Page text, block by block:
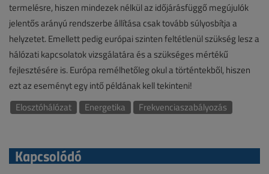
termelésre, hiszen mindezek nélkül az időjárásfüggő megújulók
jelentős arányú rendszerbe állítása csak tovább súlyosbítja a
helyzetet. Emellett pedig európai szinten feltétlenül szükség lesz a
hálózati kapcsolatok vizsgálatára és a szükséges mértékű
fejlesztésére is. Európa remélhetőleg okul a történtekből, hiszen
ezt az eseményt egy intő példának kell tekinteni!
Elosztóhálózat
Energetika Frekvenciaszabályozás
Kapcsolódó